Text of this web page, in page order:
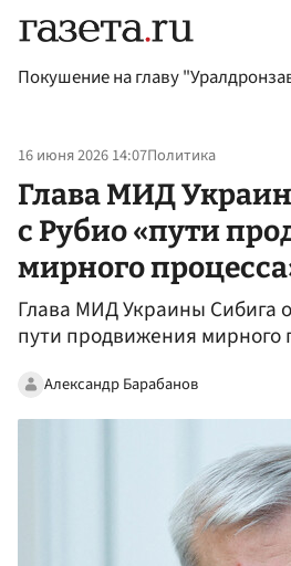
Покушение на главу
16 июня 2026 14:07Политика
Глава МИД
с Рубио «пути
мирного
Глава МИД Украины Сибига
пути продвижения мирного
Александр Барабанов